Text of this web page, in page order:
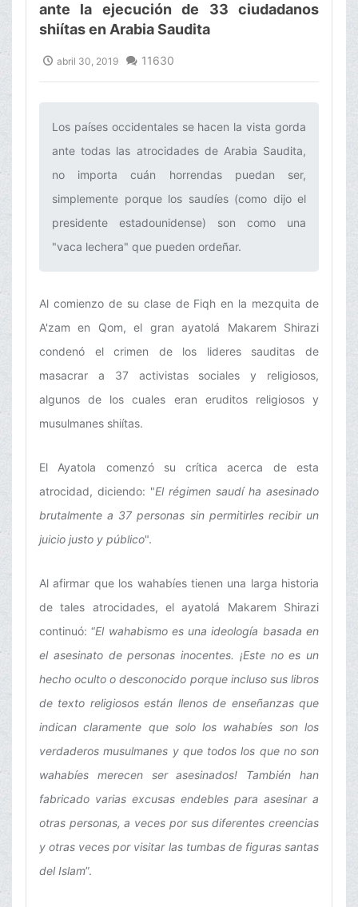
ante la ejecución de 33 ciudadanos
shiítas en Arabia Saudita
abril 30, 2019 11630
Los países occidentales se hacen la vista gorda
ante todas las atrocidades de Arabia Saudita,
no importa cuán horrendas puedan ser,
simplemente porque los saudíes (como dijo el
presidente estadounidense) son como una
"vaca lechera" que pueden ordeñar.‌
Al comienzo de su clase de Fiqh en la mezquita de
A'zam en Qom, el gran ayatolá Makarem Shirazi
condenó el crimen de los lideres sauditas de
masacrar a 37 activistas sociales y religiosos,
algunos de los cuales eran eruditos religiosos y
musulmanes shiítas.
El Ayatola comenzó su crítica acerca de esta
atrocidad, diciendo: "El régimen saudí ha asesinado
brutalmente a 37 personas sin permitirles recibir un
juicio justo y público".
Al afirmar que los wahabíes tienen una larga historia
de tales atrocidades, el ayatolá Makarem Shirazi
continuó: “El wahabismo es una ideología basada en
el asesinato de personas inocentes. ¡Este no es un
hecho oculto o desconocido porque incluso sus libros
de texto religiosos están llenos de enseñanzas que
indican claramente que solo los wahabíes son los
verdaderos musulmanes y que todos los que no son
wahabíes merecen ser asesinados! También han
fabricado varias excusas endebles para asesinar a
otras personas, a veces por sus diferentes creencias
y otras veces por visitar las tumbas de figuras santas
del Islam”.